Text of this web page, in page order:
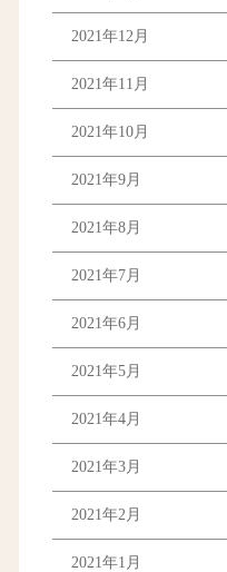
2021年12月
2021年11月
2021年10月
2021年9月
2021年8月
2021年7月
2021年6月
2021年5月
2021年4月
2021年3月
2021年2月
2021年1月